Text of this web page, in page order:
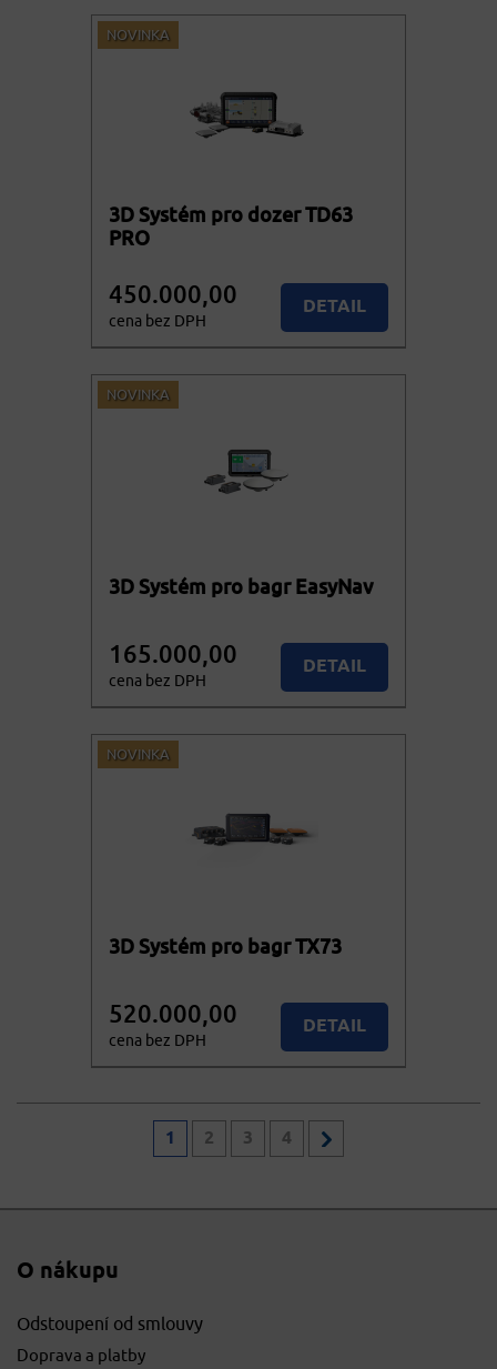
NOVINKA
3D Systém pro dozer TD63
PRO
450.000,00
cena bez DPH
DETAIL
Více variant
NOVINKA
3D Systém pro bagr EasyNav
165.000,00
cena bez DPH
DETAIL
Více variant
NOVINKA
3D Systém pro bagr TX73
520.000,00
cena bez DPH
DETAIL
Více variant
1 2 3 4
O nákupu
Odstoupení od smlouvy
Doprava a platby